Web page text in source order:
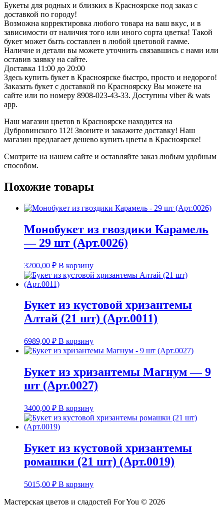
Букеты для родных и близких в Красноярске под заказ с
доставкой по городу!
Возможна корректировка любого товара на ваш вкус, и в
зависимости от наличия того или иного сорта цветка! Такой
букет может быть составлен в любой цветовой гамме.
Наличие и детали вы можете уточнить связавшись с нами или
оставив заявку на сайте.
Доставка 11:00 до 20:00
Здесь купить букет в Красноярске быстро, просто и недорого!
Заказать букет с доставкой по Красноярску Вы можете на
сайте или по номеру 8908-023-43-33. Доступны viber & wats
app.
Наш магазин цветов в Красноярске находится на
Дубровинского 112! Звоните и закажите доставку! Наш
магазин предлагает дешево купить цветы в Красноярске!
Смотрите на нашем сайте и оставляйте заказ любым удобным
способом.
Похожие товары
Монобукет из гвоздики Карамель
— 29 шт (Арт.0026)
3200,00 ₽ В корзину
Букет из кустовой хризантемы
Алтай (21 шт) (Арт.0011)
6989,00 ₽ В корзину
Букет из хризантемы Магнум — 9
шт (Арт.0027)
3400,00 ₽ В корзину
Букет из кустовой хризантемы
ромашки (21 шт) (Арт.0019)
5015,00 ₽ В корзину
Мастерская цветов и сладостей For You © 2026